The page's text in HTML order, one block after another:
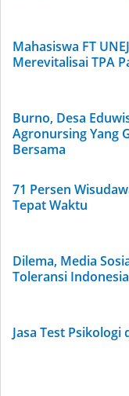
Mahasiswa FT
Merevitalisai TPA
Burno, Desa
Agronursing Yang
Bersama
71 Persen
Tepat Waktu
Dilema, Media
Toleransi Indonesia
Jasa Test Psikologi